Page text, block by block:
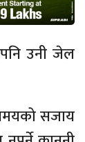
उनी जेल
सजाय